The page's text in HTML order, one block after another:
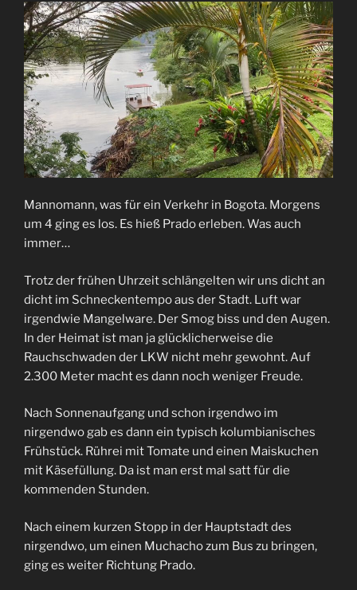
Mannomann, was für ein Verkehr in Bogota. Morgens
um 4 ging es los. Es hieß Prado erleben. Was auch
immer…
Trotz der frühen Uhrzeit schlängelten wir uns dicht an
dicht im Schneckentempo aus der Stadt. Luft war
irgendwie Mangelware. Der Smog biss und den Augen.
In der Heimat ist man ja glücklicherweise die
Rauchschwaden der LKW nicht mehr gewohnt. Auf
2.300 Meter macht es dann noch weniger Freude.
Nach Sonnenaufgang und schon irgendwo im
nirgendwo gab es dann ein typisch kolumbianisches
Frühstück. Rührei mit Tomate und einen Maiskuchen
mit Käsefüllung. Da ist man erst mal satt für die
kommenden Stunden.
Nach einem kurzen Stopp in der Hauptstadt des
nirgendwo, um einen Muchacho zum Bus zu bringen,
ging es weiter Richtung Prado.